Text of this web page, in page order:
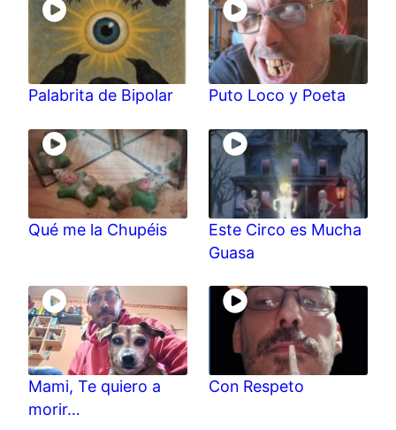
Palabrita de Bipolar Puto Loco y Poeta
Qué me la Chupéis
Este Circo es Mucha
Guasa
Mami, Te quiero a
morir…
Con Respeto